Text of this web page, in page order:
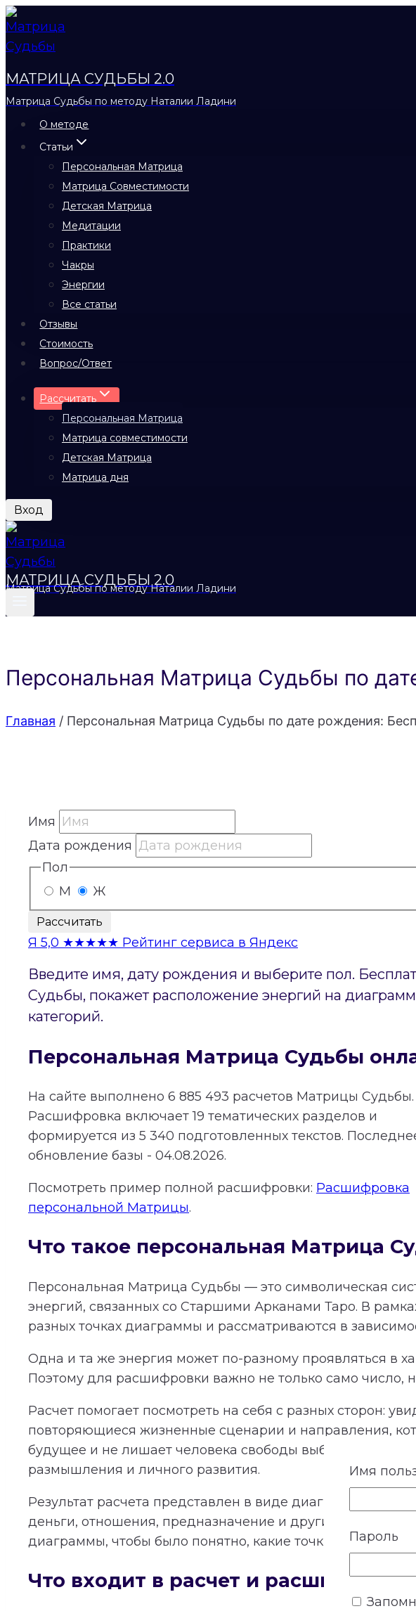
Перейти
к
содержимому
МАТРИЦА СУДЬБЫ 2.0
Матрица Судьбы по методу Наталии Ладини
О методе
Статьи
Персональная Матрица
Матрица Совместимости
Детская Матрица
Медитации
Практики
Чакры
Энергии
Все статьи
Отзывы
Стоимость
Вопрос/Ответ
Рассчитать
Персональная Матрица
Матрица совместимости
Детская Матрица
Матрица дня
Вход
МАТРИЦА СУДЬБЫ 2.0
Матрица Судьбы по методу Наталии Ладини
Персональная Матрица Судьбы по
Главная / Персональная Матрица Судьбы по дате рождения:
Имя
Дата рождения
Пол
М
Ж
Рассчитать
Я 5,0 ★★★★★ Рейтинг сервиса в Яндекс
Введите имя, дату рождения и выберите пол.
Судьбы, покажет расположение энергий на
категорий.
Персональная Матрица Судьбы
На сайте выполнено 6 885 493 расчетов Матрицы Судьбы.
Расшифровка включает19 тематических разделов и
формируется из 5 340 подготовленных текстов.
обновление базы - 04.08.2026.
Посмотреть пример полной расшифровки: Расшифровка
персональной Матрицы.
Что такое персональная Матрица
Персональная Матрица Судьбы — это символическая
энергий, связанных со Старшими Арканами Таро. В
разных точках диаграммы и рассматриваются в
Одна и та же энергия может по-разному проявляться в
Поэтому для расшифровки важно не только само число,
Расчет помогает посмотреть на себя с разных сторон:
повторяющиеся жизненные сценарии и направления,
будущее и не лишает человека свободы выбора. Ее
размышления и личного развития.
Результат расчета представлен в виде диаграммы. На
деньги, отношения, предназначение и другие области.
диаграммы, чтобы было понятно, какие точки участвуют
Что входит в расчет и
Имя
Пароль